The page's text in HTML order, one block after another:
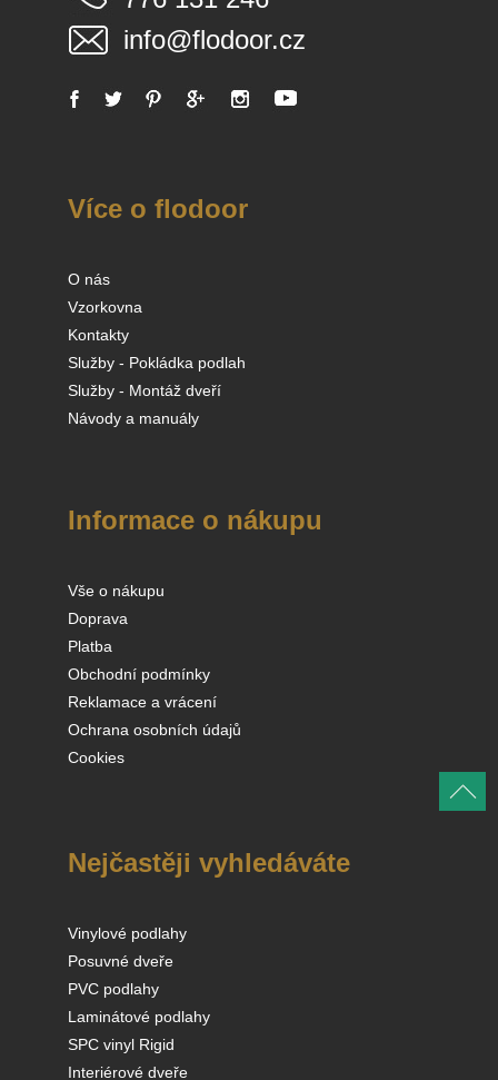
info@flodoor.cz
Více o flodoor
O nás
Vzorkovna
Kontakty
Služby - Pokládka podlah
Služby - Montáž dveří
Návody a manuály
Informace o nákupu
Vše o nákupu
Doprava
Platba
Obchodní podmínky
Reklamace a vrácení
Ochrana osobních údajů
Cookies
Nejčastěji vyhledáváte
Vinylové podlahy
Posuvné dveře
PVC podlahy
Laminátové podlahy
SPC vinyl Rigid
Interiérové dveře